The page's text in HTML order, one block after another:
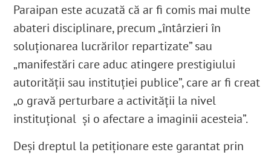
Paraipan este acuzată că ar fi comis mai multe
abateri disciplinare, precum „întârzieri în
soluționarea lucrărilor repartizate” sau
„manifestări care aduc atingere prestigiului
autorității sau instituției publice”, care ar fi creat
„o gravă perturbare a activității la nivel
instituțional și o afectare a imaginii acesteia”.
Deși dreptul la petiționare este garantat prin